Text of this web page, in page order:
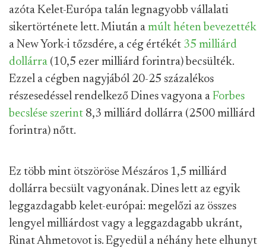
azóta Kelet-Európa talán legnagyobb vállalati
sikertörténete lett. Miután a múlt héten bevezették
a New York-i tőzsdére, a cég értékét 35 milliárd
dollárra (10,5 ezer milliárd forintra) becsülték.
Ezzel a cégben nagyjából 20-25 százalékos
részesedéssel rendelkező Dines vagyona a Forbes
becslése szerint 8,3 milliárd dollárra (2500 milliárd
forintra) nőtt.
Ez több mint ötszöröse Mészáros 1,5 milliárd
dollárra becsült vagyonának. Dines lett az egyik
leggazdagabb kelet-európai: megelőzi az összes
lengyel milliárdost vagy a leggazdagabb ukránt,
Rinat Ahmetovot is. Egyedül a néhány hete elhunyt